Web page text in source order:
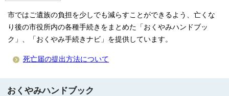
市ではご遺族の負担を少しでも減らすことができるよう、亡くな
り後の市役所内の各種手続きをまとめた「おくやみハンドブッ
ク」、「おくやみ手続きナビ」を提供しています。
死亡届の提出方法について
おくやみハンドブック